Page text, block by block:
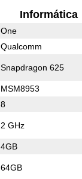
Informática
One
Qualcomm
Snapdragon 625
MSM8953
8
2 GHz
4GB
64GB